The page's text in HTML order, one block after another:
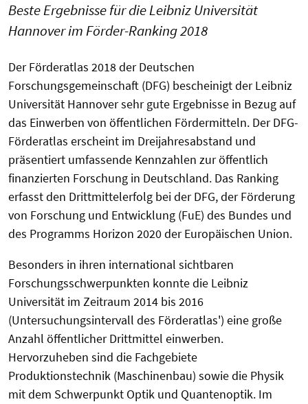
Beste Ergebnisse für die Leibniz Universität
Hannover im Förder-Ranking 2018
Der Förderatlas 2018 der Deutschen
Forschungsgemeinschaft (DFG) bescheinigt der Leibniz
Universität Hannover sehr gute Ergebnisse in Bezug auf
das Einwerben von öffentlichen Fördermitteln. Der DFG-
Förderatlas erscheint im Dreijahresabstand und
präsentiert umfassende Kennzahlen zur öffentlich
finanzierten Forschung in Deutschland. Das Ranking
erfasst den Drittmittelerfolg bei der DFG, der Förderung
von Forschung und Entwicklung (FuE) des Bundes und
des Programms Horizon 2020 der Europäischen Union.
Besonders in ihren international sichtbaren
Forschungsschwerpunkten konnte die Leibniz
Universität im Zeitraum 2014 bis 2016
(Untersuchungsintervall des Förderatlas') eine große
Anzahl öffentlicher Drittmittel einwerben.
Hervorzuheben sind die Fachgebiete
Produktionstechnik (Maschinenbau) sowie die Physik
mit dem Schwerpunkt Optik und Quantenoptik. Im